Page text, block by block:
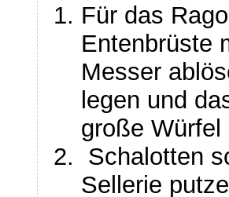
Für das
Entenbrüste
Messer
legen und
große
Schalotten
Sellerie